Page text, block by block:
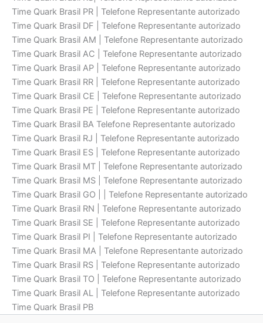
Time Quark Brasil PR | Telefone Representante autorizado
Time Quark Brasil DF | Telefone Representante autorizado
Time Quark Brasil AM | Telefone Representante autorizado
Time Quark Brasil AC | Telefone Representante autorizado
Time Quark Brasil AP | Telefone Representante autorizado
Time Quark Brasil RR | Telefone Representante autorizado
Time Quark Brasil CE | Telefone Representante autorizado
Time Quark Brasil PE | Telefone Representante autorizado
Time Quark Brasil BA Telefone Representante autorizado
Time Quark Brasil RJ | Telefone Representante autorizado
Time Quark Brasil ES | Telefone Representante autorizado
Time Quark Brasil MT | Telefone Representante autorizado
Time Quark Brasil MS | Telefone Representante autorizado
Time Quark Brasil GO | | Telefone Representante autorizado
Time Quark Brasil RN | Telefone Representante autorizado
Time Quark Brasil SE | Telefone Representante autorizado
Time Quark Brasil PI | Telefone Representante autorizado
Time Quark Brasil MA | Telefone Representante autorizado
Time Quark Brasil RS | Telefone Representante autorizado
Time Quark Brasil TO | Telefone Representante autorizado
Time Quark Brasil AL | Telefone Representante autorizado
Time Quark Brasil PB